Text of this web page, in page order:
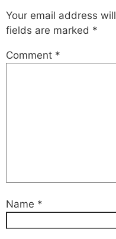
Your email address
fields are marked *
Comment *
Name *